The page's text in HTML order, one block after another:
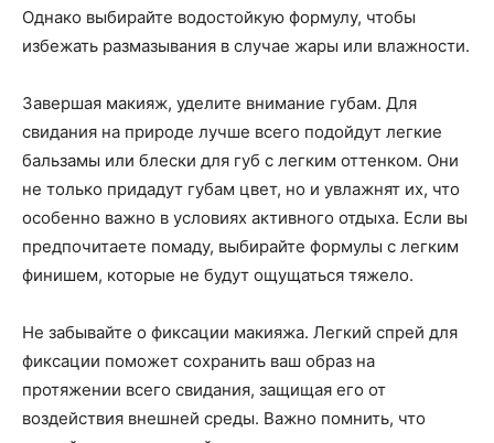
Однако выбирайте водостойкую формулу, чтобы
избежать размазывания в случае жары или влажности.
Завершая макияж, уделите внимание губам. Для
свидания на природе лучше всего подойдут легкие
бальзамы или блески для губ с легким оттенком. Они
не только придадут губам цвет, но и увлажнят их, что
особенно важно в условиях активного отдыха. Если вы
предпочитаете помаду, выбирайте формулы с легким
финишем, которые не будут ощущаться тяжело.
Не забывайте о фиксации макияжа. Легкий спрей для
фиксации поможет сохранить ваш образ на
протяжении всего свидания, защищая его от
воздействия внешней среды. Важно помнить, что